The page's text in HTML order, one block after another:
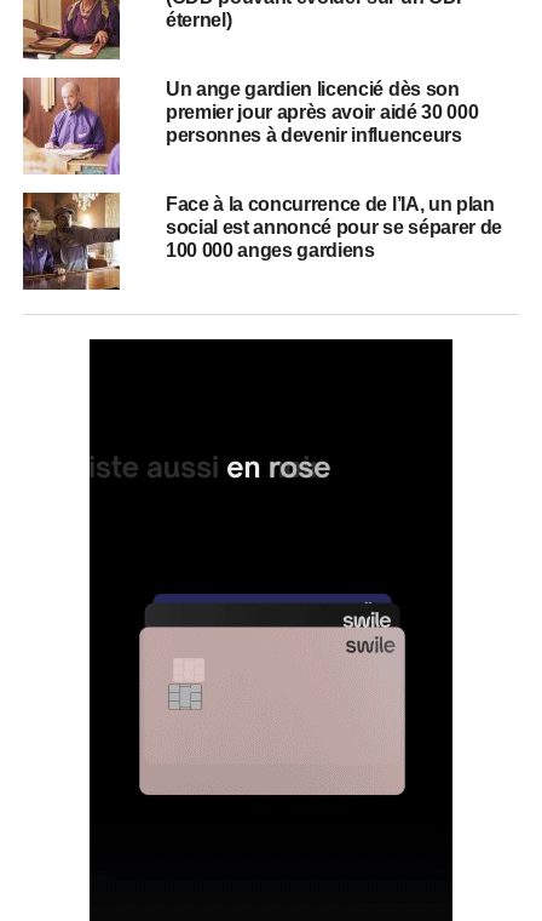
éternel)
Un ange gardien licencié dès son
premier jour après avoir aidé 30 000
personnes à devenir influenceurs
Face à la concurrence de l’IA, un plan
social est annoncé pour se séparer de
100 000 anges gardiens